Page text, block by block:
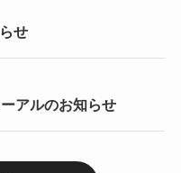
せ
ーアルのお知らせ